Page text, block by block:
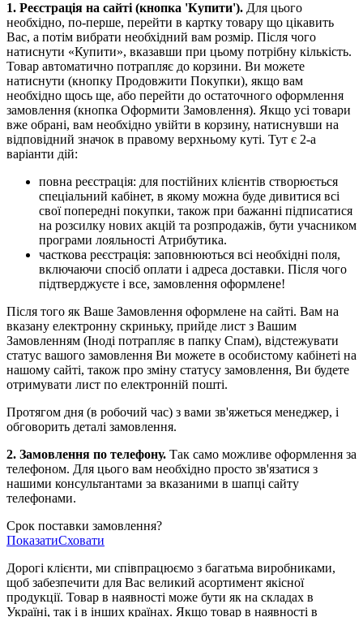
1. Реєстрація на сайті (кнопка 'Купити'). Для цього
необхідно, по-перше, перейти в картку товару що цікавить
Вас, а потім вибрати необхідний вам розмір. Після чого
натиснути «Купити», вказавши при цьому потрібну кількість.
Товар автоматично потрапляє до корзини. Ви можете
натиснути (кнопку Продовжити Покупки), якщо вам
необхідно щось ще, або перейти до остаточного оформлення
замовлення (кнопка Оформити Замовлення). Якщо усі товари
вже обрані, вам необхідно увійти в корзину, натиснувши на
відповідний значок в правому верхньому куті. Тут є 2-а
варіанти дій:
повна реєстрація: для постійних клієнтів створюється
спеціальний кабінет, в якому можна буде дивитися всі
свої попередні покупки, також при бажанні підписатися
на розсилку нових акцій та розпродажів, бути учасником
програми лояльності Атрибутика.
часткова реєстрація: заповнюються всі необхідні поля,
включаючи спосіб оплати і адреса доставки. Після чого
підтверджуєте і все, замовлення оформлене!
Після того як Ваше Замовлення оформлене на сайті. Вам на
вказану електронну скриньку, прийде лист з Вашим
Замовленням (Іноді потрапляє в папку Спам), відстежувати
статус вашого замовлення Ви можете в особистому кабінеті на
нашому сайті, також про зміну статусу замовлення, Ви будете
отримувати лист по електронній пошті.
Протягом дня (в робочий час) з вами зв'яжеться менеджер, і
обговорить деталі замовлення.
2. Замовлення по телефону. Так само можливе оформлення за
телефоном. Для цього вам необхідно просто зв'язатися з
нашими консультантами за вказаними в шапці сайту
телефонами.
Срок поставки замовлення?
ПоказатиСховати
Дорогі клієнти, ми співпрацюємо з багатьма виробниками,
щоб забезпечити для Вас великий асортимент якісної
продукції. Товар в наявності може бути як на складах в
Україні, так і в інших країнах. Якщо товар в наявності в